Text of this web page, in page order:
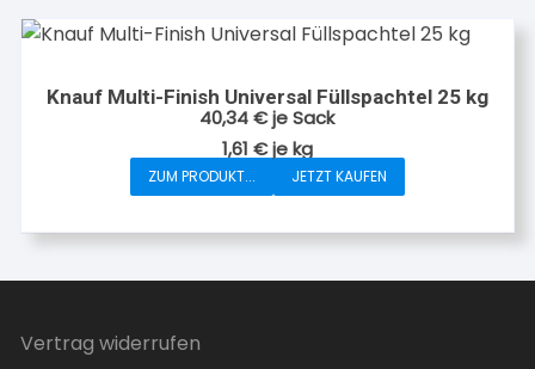
Knauf Multi-Finish Universal Füllspachtel 25 kg
40,34€je Sack
1,61 €jekg
ZUM PRODUKT... JETZT KAUFEN
Vertrag widerrufen